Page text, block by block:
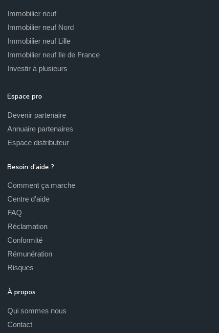
Immobilier neuf
Immobilier neuf Nord
Immobilier neuf Lille
Immobilier neuf Ile de France
Investir à plusieurs
Espace pro
Devenir partenaire
Annuaire partenaires
Espace distributeur
Besoin d'aide ?
Comment ça marche
Centre d'aide
FAQ
Réclamation
Conformité
Rémunération
Risques
À propos
Qui sommes nous
Contact